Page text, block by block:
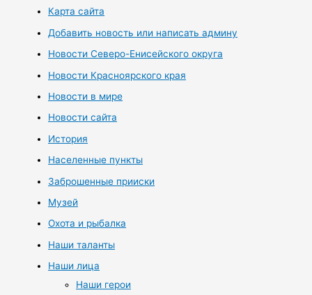
Карта сайта
Добавить новость или написать админу
Новости Северо-Енисейского округа
Новости Красноярского края
Новости в мире
Новости сайта
История
Населенные пункты
Заброшенные прииски
Музей
Охота и рыбалка
Наши таланты
Наши лица
Наши герои